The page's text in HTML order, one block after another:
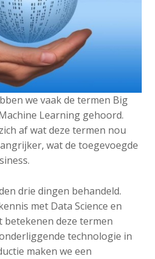
we vaak de termen Big
Learning gehoord.
af wat deze termen nou
wat de toegevoegde
drie dingen behandeld.
met Data Science en
betekenen deze termen
technologie in
maken we een